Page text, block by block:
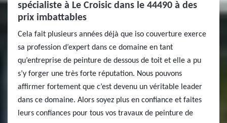
spécialiste à Le Croisic dans le 44490 à des
prix imbattables
Cela fait plusieurs années déjà que iso couverture exerce
sa profession d’expert dans ce domaine en tant
qu’entreprise de peinture de dessous de toit et elle a pu
s’y forger une très forte réputation. Nous pouvons
affirmer fortement que c’est devenu un véritable leader
dans ce domaine. Alors soyez plus en confiance et faites
leurs confiances pour tous vos travaux de peinture de